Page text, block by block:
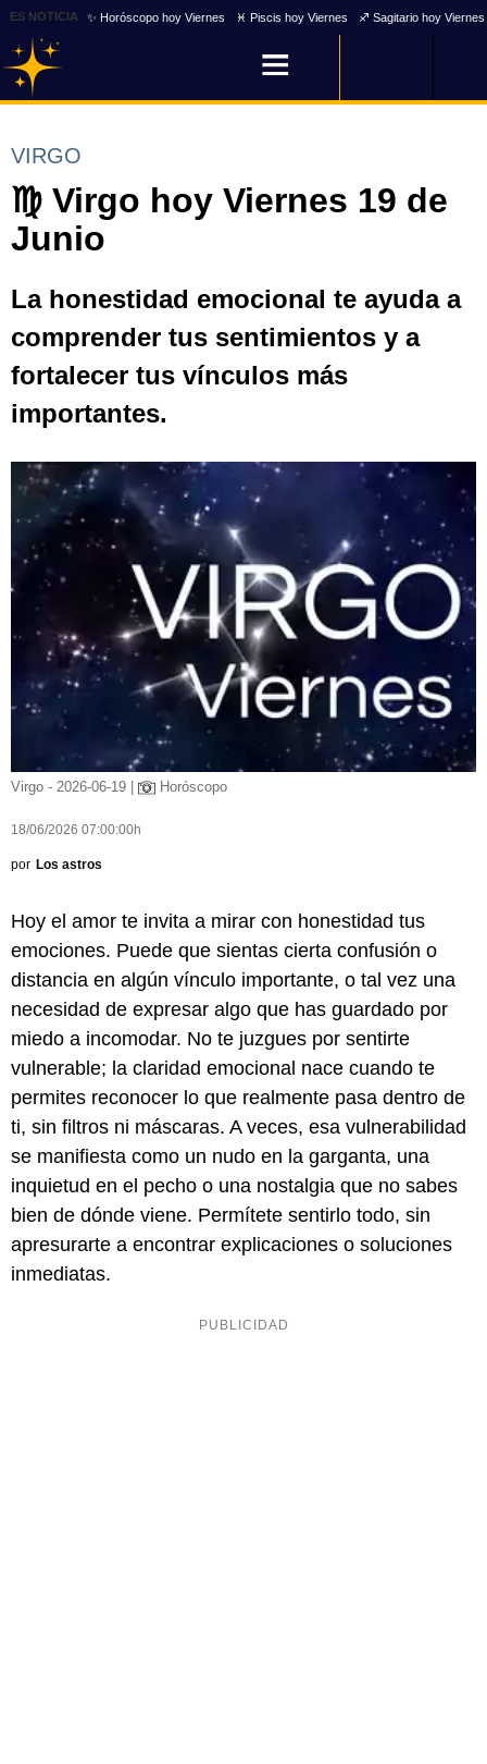
ES NOTICIA ✨ Horóscopo hoy Viernes ♓ Piscis hoy Viernes ♐ Sagitario hoy Viernes
VIRGO
♍ Virgo hoy Viernes 19 de
Junio
La honestidad emocional te ayuda a
comprender tus sentimientos y a
fortalecer tus vínculos más
importantes.
Virgo - 2026-06-19 | Horóscopo
18/06/2026 07:00:00h
por Los astros
Hoy el amor te invita a mirar con honestidad tus
emociones. Puede que sientas cierta confusión o
distancia en algún vínculo importante, o tal vez una
necesidad de expresar algo que has guardado por
miedo a incomodar. No te juzgues por sentirte
vulnerable; la claridad emocional nace cuando te
permites reconocer lo que realmente pasa dentro de
ti, sin filtros ni máscaras. A veces, esa vulnerabilidad
se manifiesta como un nudo en la garganta, una
inquietud en el pecho o una nostalgia que no sabes
bien de dónde viene. Permítete sentirlo todo, sin
apresurarte a encontrar explicaciones o soluciones
inmediatas.